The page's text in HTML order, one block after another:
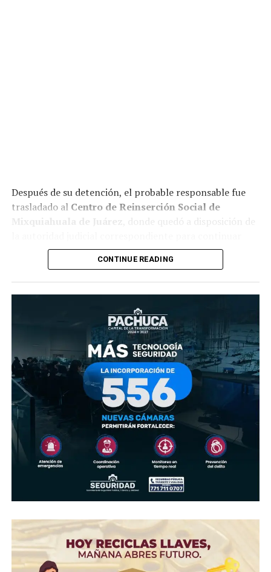
Después de su detención, el probable responsable fue
trasladado al Centro de Reinserción Social de
Mixquiahuala de Juárez
, donde quedó a disposición de
con el proceso legal.
CONTINUE READING